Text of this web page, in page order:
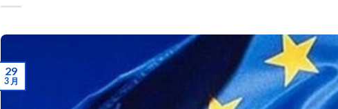
29
3 月